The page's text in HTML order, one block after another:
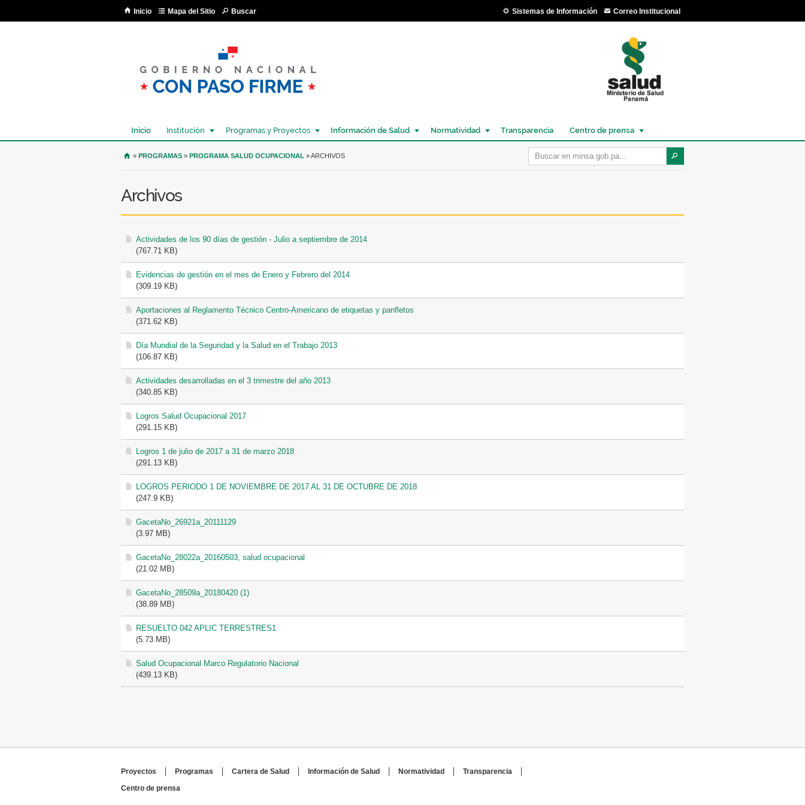
Inicio Mapa del Sitio Buscar Sistemas de Información Correo Institucional
Inicio Institución Programas y Proyectos Información de Salud Normatividad Transparencia Centro de prensa
USTED SE ENCUENTRA AQUÍ
» PROGRAMAS » PROGRAMA SALUD OCUPACIONAL » ARCHIVOS
Archivos
Actividades de los 90 días de gestión - Julio a septiembre de 2014
(767.71 KB)
Evidencias de gestión en el mes de Enero y Febrero del 2014
(309.19 KB)
Aportaciones al Reglamento Técnico Centro-Americano de etiquetas y panfletos
(371.62 KB)
Día Mundial de la Seguridad y la Salud en el Trabajo 2013
(106.87 KB)
Actividades desarrolladas en el 3 trimestre del año 2013
(340.85 KB)
Logros Salud Ocupacional 2017
(291.15 KB)
Logros 1 de julio de 2017 a 31 de marzo 2018
(291.13 KB)
LOGROS PERIODO 1 DE NOVIEMBRE DE 2017 AL 31 DE OCTUBRE DE 2018
(247.9 KB)
GacetaNo_26921a_20111129
(3.97 MB)
GacetaNo_28022a_20160503, salud ocupacional
(21.02 MB)
GacetaNo_28509a_20180420 (1)
(38.89 MB)
RESUELTO 042 APLIC TERRESTRES1
(5.73 MB)
Salud Ocupacional Marco Regulatorio Nacional
(439.13 KB)
Proyectos Programas Cartera de Salud Información de Salud Normatividad
Transparencia
Centro de prensa